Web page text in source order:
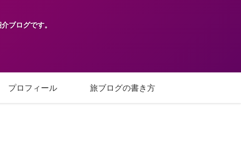
ブログです。
プロフィール 旅ブログの書き方